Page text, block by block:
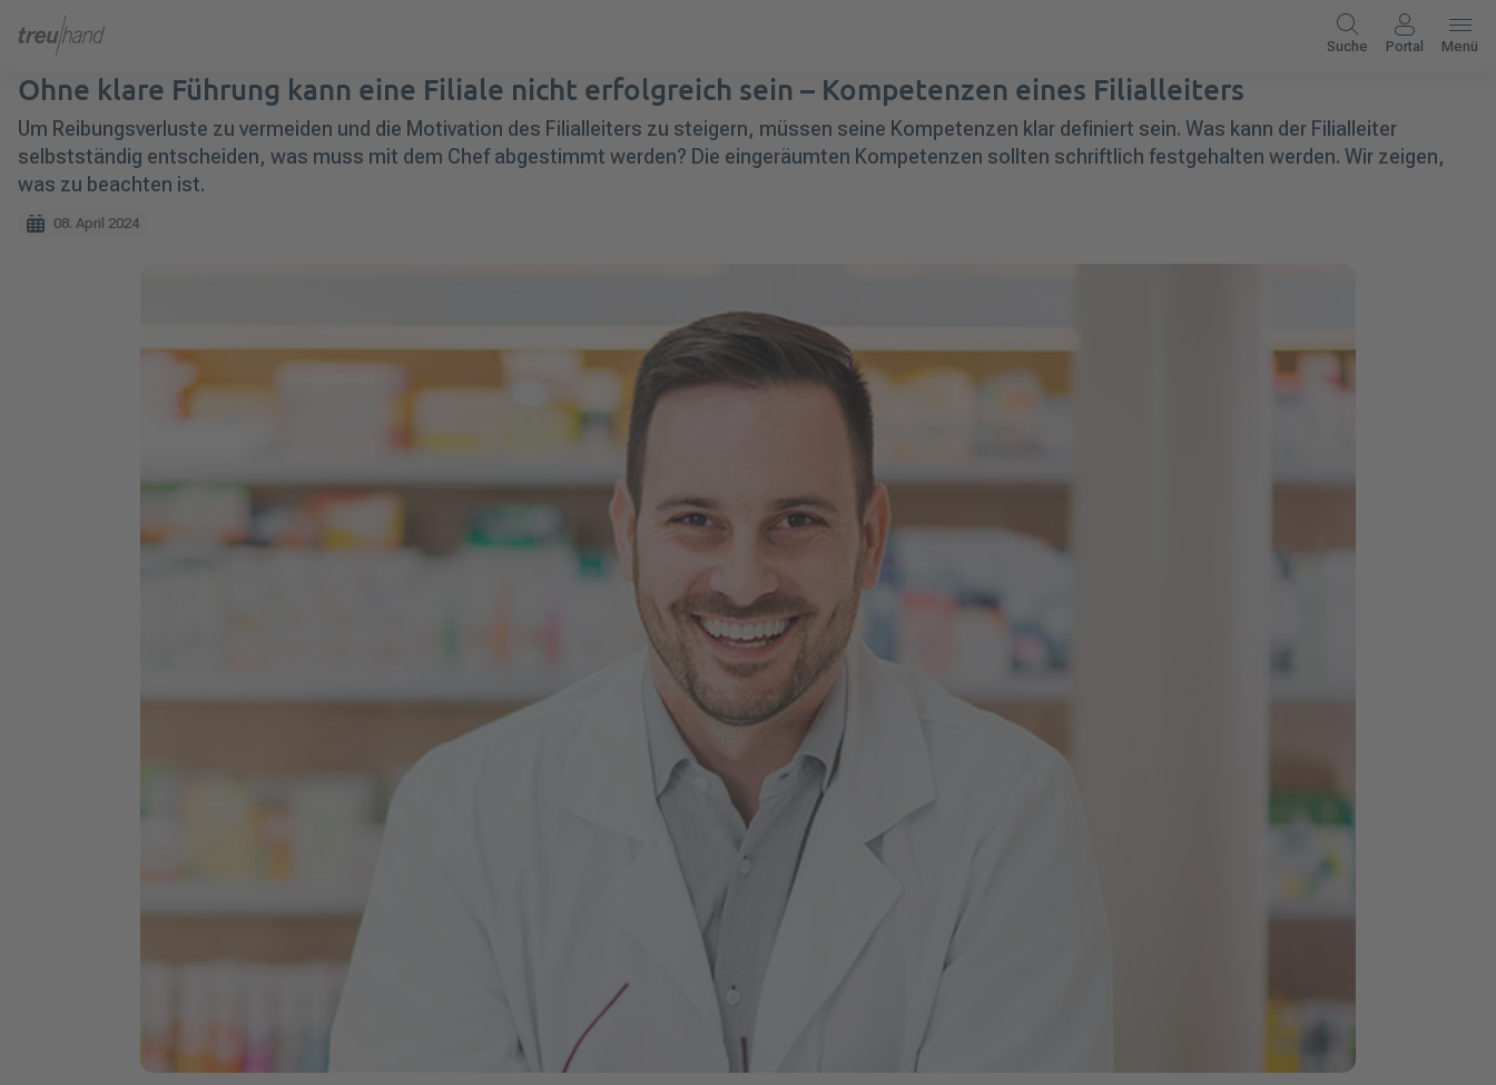
Suche Portal Menü
Ohne klare Führung kann eine Filiale nicht erfolgreich sein – Kompetenzen eines Filialleiters
Um Reibungsverluste zu vermeiden und die Motivation des Filialleiters zu steigern, müssen seine Kompetenzen klar definiert sein. Was kann der Filialleiter
selbstständig entscheiden, was muss mit dem Chefabgestimmt werden? Die eingeräumten Kompetenzen sollten schriftlich festgehalten werden. Wir zeigen,
was zu beachten ist.
08. April 2024